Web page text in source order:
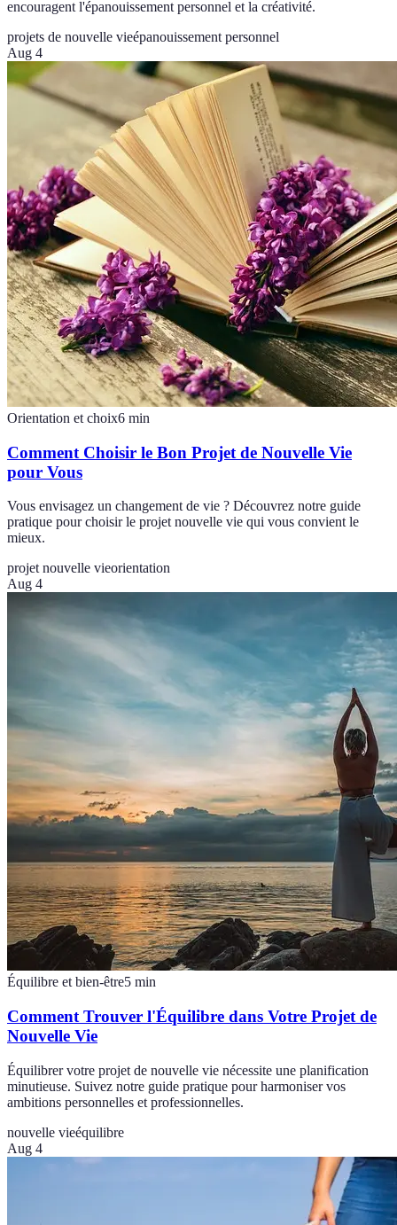
encouragent l'épanouissement personnel et la créativité.
projets de nouvelle vieépanouissement personnel
Aug 4
Orientation et choix6 min
Comment Choisir le Bon Projet de Nouvelle Vie
pour Vous
Vous envisagez un changement de vie ? Découvrez notre guide
pratique pour choisir le projet nouvelle vie qui vous convient le
mieux.
projet nouvelle vieorientation
Aug 4
Équilibre et bien-être5 min
Comment Trouver l'Équilibre dans Votre Projet de
Nouvelle Vie
Équilibrer votre projet de nouvelle vie nécessite une planification
minutieuse. Suivez notre guide pratique pour harmoniser vos
ambitions personnelles et professionnelles.
nouvelle vieéquilibre
Aug 4